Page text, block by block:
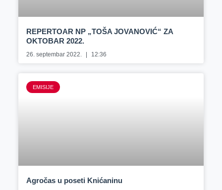
REPERTOAR NP „TOŠA JOVANOVIĆ“ ZA
OKTOBAR 2022.
26. septembar 2022. 12:36
EMISIJE
Agročas u poseti Knićaninu